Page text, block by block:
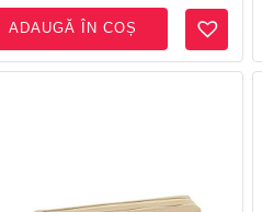
ADAUGĂ ÎN COȘ